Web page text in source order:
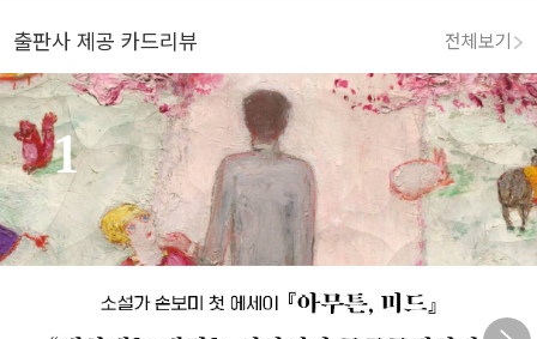
출판사 제공 카드리뷰 전체보기